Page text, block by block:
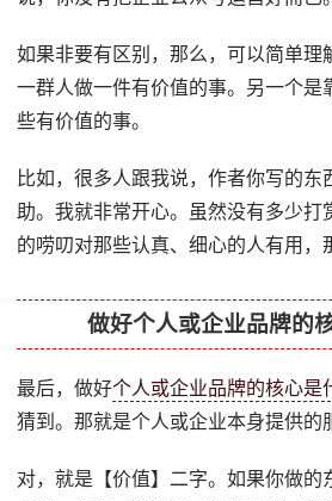
如果非要有区别，那么，可以简单理
一群人做一件有价值的事。另一个是
些有价值的事。
比如，很多人跟我说，作者你写的东
助。我就非常开心。虽然没有多少打
的唠叨对那些认真、细心的人有用，
做好个人或企业品牌的
最后，做好个人或企业品牌的核心是
猜到。那就是个人或企业本身提供的
对，就是【价值】二字。如果你做的